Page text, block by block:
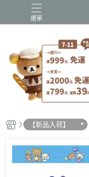
選單
史努比歐拉夫 吉伊卡哇
迪士尼-玩具總動員
【新品入荷】